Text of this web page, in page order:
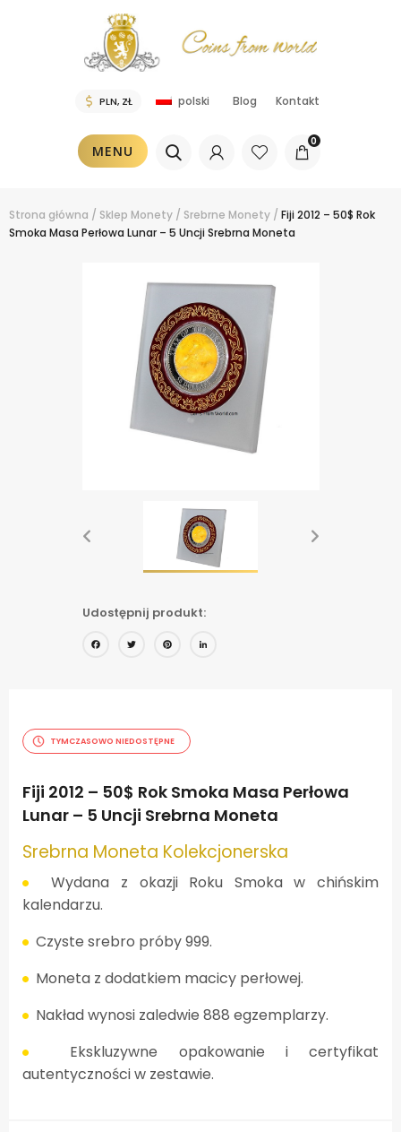
polski Blog Kontakt
MENU
0
Strona główna / Sklep Monety / Srebrne Monety / Fiji 2012 – 50$ Rok
Smoka Masa Perłowa Lunar – 5 Uncji Srebrna Moneta
Udostępnij produkt:
Facebook
TwitterPinterest
TYMCZASOWO NIEDOSTĘPNE
Fiji 2012 – 50$ Rok Smoka Masa Perłowa
Lunar – 5 Uncji Srebrna Moneta
Srebrna Moneta Kolekcjonerska
Wydana z okazji Roku Smoka w chińskim
kalendarzu.
Czyste srebro próby 999.
Moneta z dodatkiem macicy perłowej.
Nakład wynosi zaledwie 888 egzemplarzy.
Ekskluzywne opakowanie i certyfikat
autentyczności w zestawie.